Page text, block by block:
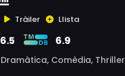
Tràiler Llista
6.5 6.9
Dramàtica, Comèdia, Thriller